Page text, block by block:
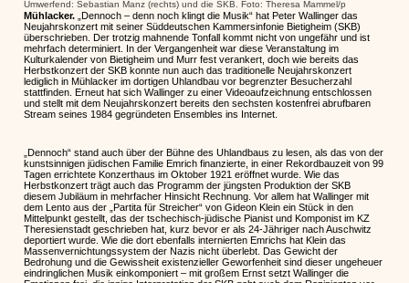
Umwerfend: Sebastian Manz (rechts) und die SKB. Foto: Theresa Mammel/p
Mühlacker. „Dennoch – denn noch klingt die Musik“ hat Peter Wallinger das
Neujahrskonzert mit seiner Süddeutschen Kammersinfonie Bietigheim (SKB)
überschrieben. Der trotzig mahnende Tonfall kommt nicht von ungefähr und ist
mehrfach determiniert. In der Vergangenheit war diese Veranstaltung im
Kulturkalender von Bietigheim und Murr fest verankert, doch wie bereits das
Herbstkonzert der SKB konnte nun auch das traditionelle Neujahrskonzert
lediglich in Mühlacker im dortigen Uhlandbau vor begrenzter Besucherzahl
stattfinden. Erneut hat sich Wallinger zu einer Videoaufzeichnung entschlossen
und stellt mit dem Neujahrskonzert bereits den sechsten kostenfrei abrufbaren
Stream seines 1984 gegründeten Ensembles ins Internet.
„Dennoch“ stand auch über der Bühne des Uhlandbaus zu lesen, als das von der
kunstsinnigen jüdischen Familie Emrich finanzierte, in einer Rekordbauzeit von 99
Tagen errichtete Konzerthaus im Oktober 1921 eröffnet wurde. Wie das
Herbstkonzert trägt auch das Programm der jüngsten Produktion der SKB
diesem Jubiläum in mehrfacher Hinsicht Rechnung. Vor allem hat Wallinger mit
dem Lento aus der „Partita für Streicher“ von Gideon Klein ein Stück in den
Mittelpunkt gestellt, das der tschechisch-jüdische Pianist und Komponist im KZ
Theresienstadt geschrieben hat, kurz bevor er als 24-Jähriger nach Auschwitz
deportiert wurde. Wie die dort ebenfalls internierten Emrichs hat Klein das
Massenvernichtungssystem der Nazis nicht überlebt. Das Gewicht der
Bedrohung und die Gewissheit existenzieller Geworfenheit sind dieser ungeheuer
eindringlichen Musik einkomponiert – mit großem Ernst setzt Wallinger die